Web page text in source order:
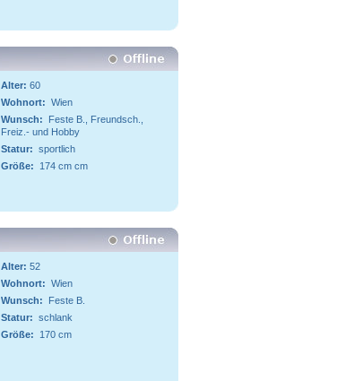
Alter: 60
Wohnort: Wien
Wunsch:
Feste B., Freundsch.,
Freiz.- und Hobby
Statur: sportlich
Größe:
174 cm cm
Alter: 52
Wohnort: Wien
Wunsch:
Feste B.
Statur: schlank
Größe:
170 cm